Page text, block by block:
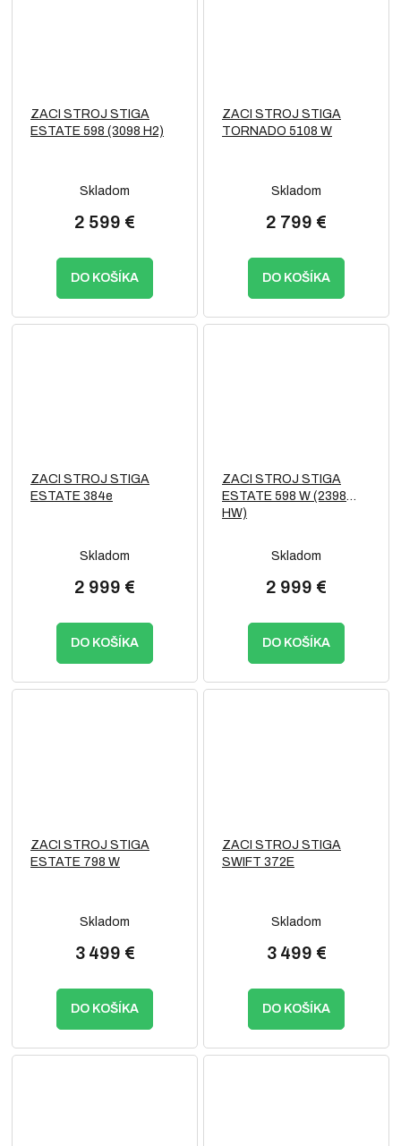
ZACI STROJ STIGA
ESTATE 598 (3098 H2)
Skladom
2 599 €
DO KOŠÍKA
ZACI STROJ STIGA
TORNADO 5108 W
Skladom
2 799 €
DO KOŠÍKA
ZACI STROJ STIGA
ESTATE 384e
Skladom
2 999 €
DO KOŠÍKA
ZACI STROJ STIGA
ESTATE 598 W (2398
HW)
Skladom
2 999 €
DO KOŠÍKA
ZACI STROJ STIGA
ESTATE 798 W
Skladom
3 499 €
DO KOŠÍKA
ZACI STROJ STIGA
SWIFT 372E
Skladom
3 499 €
DO KOŠÍKA